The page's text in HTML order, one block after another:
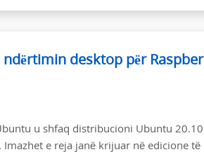
desktop për
u shfaq distribucioni Ubuntu
e reja janë krijuar në edicione